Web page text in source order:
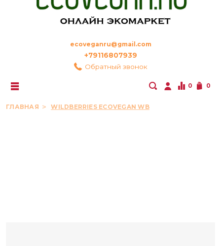
ecoveganru@gmail.com
+79116807939
Обратный звонок
0 0
ГЛАВНАЯ WILDBERRIES ECOVEGAN WB